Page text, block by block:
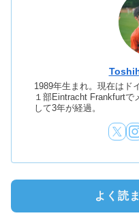
1989年生まれ。現在はド
１部Eintracht Frankfurtで
して3年が経過。
よく読